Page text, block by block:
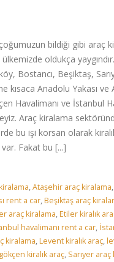
bildiği gibi araç
oldukça
Bostancı, Beşiktaş,
kısaca Anadolu Yakası ve
Havalimanı ve İstanbul
Araç kiralama
bu işi korsan olarak
Fakat bu [...]
,Ataşehir araç kiralama,
rent a car,Beşiktaş araç
araç kiralama,Etiler kiralık
havalimanı rent a car,
kiralama,Levent kiralık araç,
kiralık araç, Sarıyer araç